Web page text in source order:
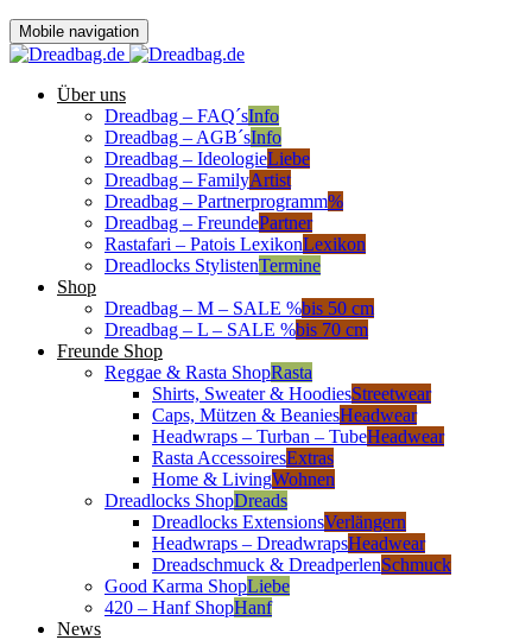
Mobile navigation
Über uns
Dreadbag – FAQ´sInfo
Dreadbag – AGB´sInfo
Dreadbag – IdeologieLiebe
Dreadbag – FamilyArtist
Dreadbag – Partnerprogramm%
Dreadbag – FreundePartner
Rastafari – Patois LexikonLexikon
Dreadlocks StylistenTermine
Shop
Dreadbag – M – SALE %bis 50 cm
Dreadbag – L – SALE %bis 70 cm
Freunde Shop
Reggae & Rasta ShopRasta
Shirts, Sweater & HoodiesStreetwear
Caps, Mützen & BeaniesHeadwear
Headwraps – Turban – TubeHeadwear
Rasta AccessoiresExtras
Home & LivingWohnen
Dreadlocks ShopDreads
Dreadlocks ExtensionsVerlängern
Headwraps – DreadwrapsHeadwear
Dreadschmuck & DreadperlenSchmuck
Good Karma ShopLiebe
420 – Hanf ShopHanf
News